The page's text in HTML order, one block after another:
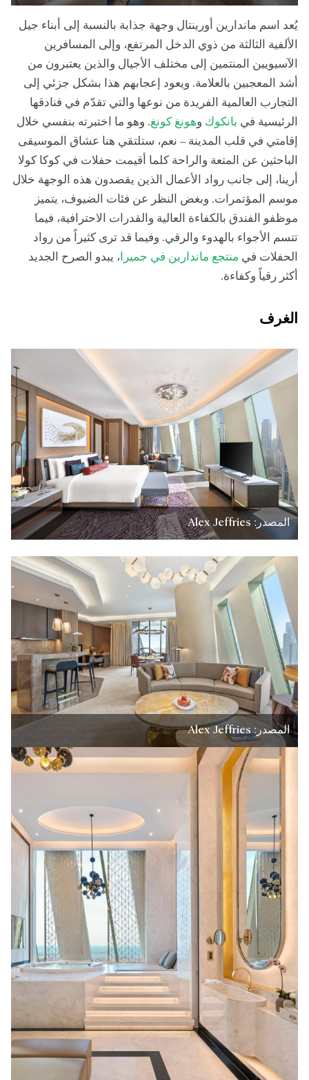
يُعد اسم ماندارين أورينتال وجهة جذابة بالنسبة إلى أبناء جيل
الألفية الثالثة من ذوي الدخل المرتفع، وإلى المسافرين
الآسيويين المنتمين إلى مختلف الأجيال والذين يعتبرون من
أشد المعجبين بالعلامة. ويعود إعجابهم هذا بشكل جزئي إلى
التجارب العالمية الفريدة من نوعها والتي تقدّم في فنادقها
الرئيسية في بانكوك وهونغ كونغ. وهو ما اختبرته بنفسي خلال
إقامتي في قلب المدينة – نعم، ستلتقي هنا عشاق الموسيقى
الباحثين عن المتعة والراحة كلما أقيمت حفلات في كوكا كولا
أرينا، إلى جانب رواد الأعمال الذين يقصدون هذه الوجهة خلال
موسم المؤتمرات. وبغض النظر عن فئات الضيوف، يتميز
موظفو الفندق بالكفاءة العالية والقدرات الاحترافية، فيما
تتسم الأجواء بالهدوء والرقي. وفيما قد ترى كثيراً من رواد
الحفلات في منتجع ماندارين في جميرا ، يبدو الصرح الجديد
أكثر رقياً وكفاءة.
الغرف
المصدر: Alex Jeffries
المصدر: Alex Jeffries